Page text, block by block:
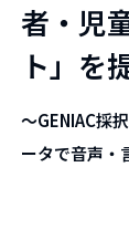
者・児
ト」を
〜GENIAC採
ータで音声・